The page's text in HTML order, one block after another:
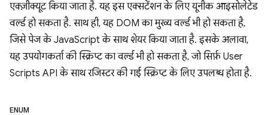
एक्ज़ीक्यूट किया जाता है. यह इस एक्सटेंशन के लिए यूनीक आइसोलेटेड
वर्ल्ड हो सकता है. साथ ही, यह DOM का मुख्य वर्ल्ड भी हो सकता है,
जिसे पेज के JavaScript के साथ शेयर किया जाता है. इसके अलावा,
यह उपयोगकर्ता की स्क्रिप्ट का वर्ल्ड भी हो सकता है, जो सिर्फ़ User
Scripts API के साथ रजिस्टर की गई स्क्रिप्ट के लिए उपलब्ध होता है.
ENUM